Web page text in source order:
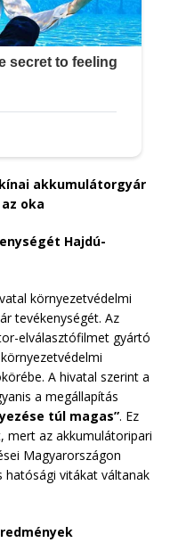
akkumulátorgyár
oka
Hajdú-
környezetvédelmi
tevékenységét. Az
elválasztófilmet gyártó
A hivatal szerint a
a megállapítás
túl magas”. Ez
mert az akkumulátoripari
Magyarországon
hatósági vitákat váltanak